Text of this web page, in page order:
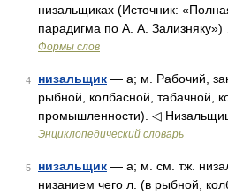
низальщиках (Источник:
парадигма по А. А. Зализняку»)
Формы слов
4 низальщик — а; м. Рабочий,
рыбной, колбасной, табачной,
промышленности). ◁
Энциклопедический словарь
5 низальщик — а; м. см. тж.
низанием чего л. (в рыбной,